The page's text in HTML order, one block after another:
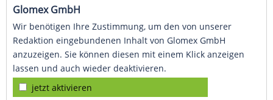
Glomex GmbH
Wir benötigen Ihre Zustimmung, um den von unserer
Redaktion eingebundenen Inhalt von Glomex GmbH
anzuzeigen. Sie können diesen mit einem Klick anzeigen
lassen und auch wieder deaktivieren.
jetzt aktivieren